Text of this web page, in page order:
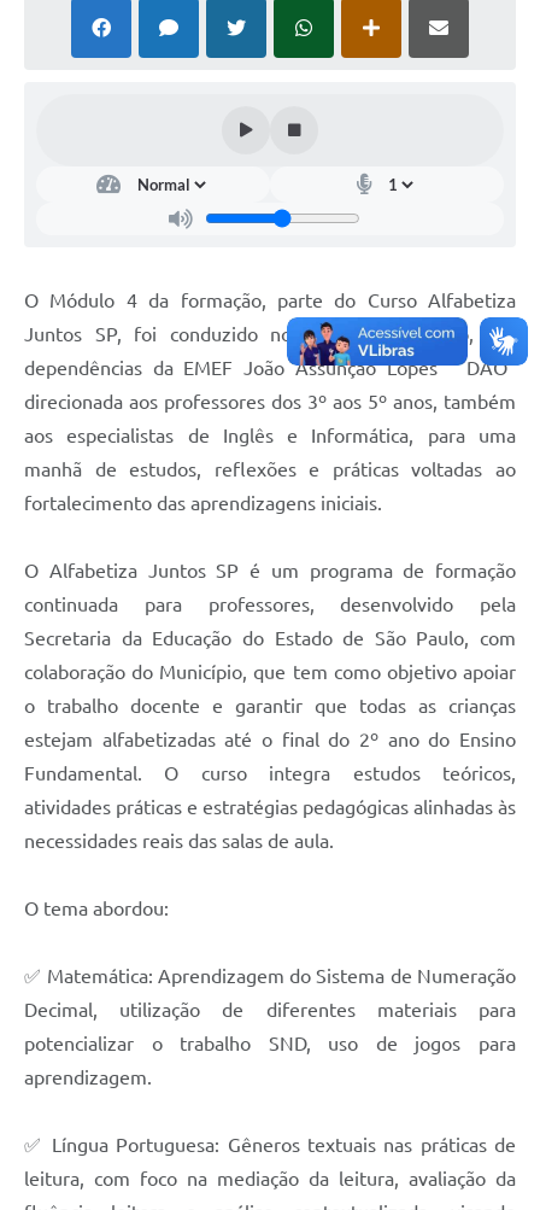
O Módulo 4 da formação, parte do Curso Alfabetiza
Juntos SP, foi conduzido no dia 22 de agosto, nas
dependências da EMEF João Assunção Lopes " DÃO"
direcionada aos professores dos 3º aos 5º anos, também
aos especialistas de Inglês e Informática, para uma
manhã de estudos, reflexões e práticas voltadas ao
fortalecimento das aprendizagens iniciais.
O Alfabetiza Juntos SP é um programa de formação
continuada para professores, desenvolvido pela
Secretaria da Educação do Estado de São Paulo, com
colaboração do Município, que tem como objetivo apoiar
o trabalho docente e garantir que todas as crianças
estejam alfabetizadas até o final do 2º ano do Ensino
Fundamental. O curso integra estudos teóricos,
atividades práticas e estratégias pedagógicas alinhadas às
necessidades reais das salas de aula.
O tema abordou:
✅ Matemática: Aprendizagem do Sistema de Numeração
Decimal, utilização de diferentes materiais para
potencializar o trabalho SND, uso de jogos para
aprendizagem.
✅ Língua Portuguesa: Gêneros textuais nas práticas de
leitura, com foco na mediação da leitura, avaliação da